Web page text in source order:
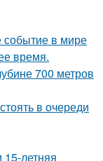
событие в мире
время.
700 метров
в очереди
летняя